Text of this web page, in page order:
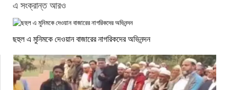
এ সংক্রান্ত আরও
ছহুল এ মুনিমকে দেওয়ান বাজারের নাগরিকদের অভিনন্দন